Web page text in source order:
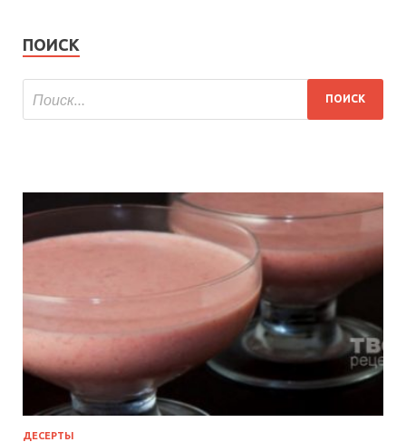
ПОИСК
ДЕСЕРТЫ